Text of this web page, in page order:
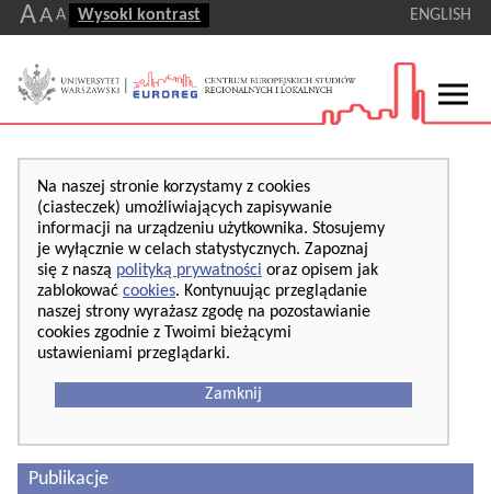
AA A Wysoki kontrast ENGLISH
Na naszej stronie korzystamy z cookies
(ciasteczek) umożliwiających zapisywanie
informacji na urządzeniu użytkownika. Stosujemy
je wyłącznie w celach statystycznych. Zapoznaj
się z naszą polityką prywatności oraz opisem jak
zablokować cookies. Kontynuując przeglądanie
naszej strony wyrażasz zgodę na pozostawianie
cookies zgodnie z Twoimi bieżącymi
ustawieniami przeglądarki.
Zamknij
Publikacje